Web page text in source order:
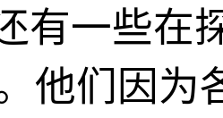
有一些在
他们因为